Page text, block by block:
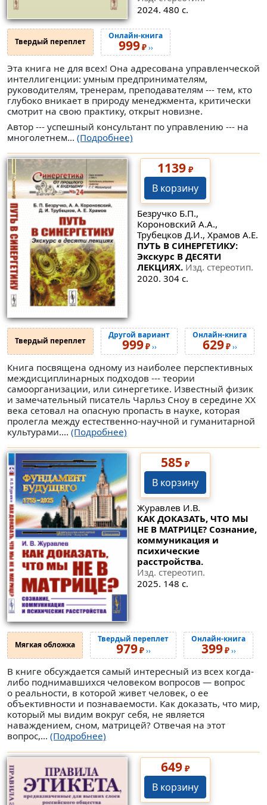
2024. 480 с.
Твердый переплет
Онлайн-книга
999₽››
Эта книга не для всех! Она адресована управленческой
интеллигенции: умным предпринимателям,
руководителям, тренерам, преподавателям --- тем, кто
глубоко вникает в природу менеджмента, критически
смотрит на свою практику, открыт новизне.
Автор --- успешный консультант по управлению --- на
многолетнем... (Подробнее)
1139₽
В корзину
Безручко Б.П.,
Короновский А.А.,
Трубецков Д.И., Храмов А.Е.
ПУТЬ В СИНЕРГЕТИКУ:
Экскурс В ДЕСЯТИ
ЛЕКЦИЯХ. Изд. стереотип.
2020. 304 с.
Твердый переплет
Другой вариант
999₽››
Онлайн-книга
629₽››
Книга посвящена одному из наиболее перспективных
междисциплинарных подходов --- теории
самоорганизации, или синергетике. Известный физик
и замечательный писатель Чарльз Сноу в середине XX
века сетовал на опасную пропасть в науке, которая
пролегла между естественно-научной и гуманитарной
культурами.... (Подробнее)
585 ₽
В корзину
Журавлев И.В.
КАК ДОКАЗАТЬ, ЧТО МЫ
НЕ В МАТРИЦЕ? Сознание,
коммуникация и
психические
расстройства.
Изд. стереотип.
2025. 148 с.
Мягкая обложка
Твердый переплет
979₽››
Онлайн-книга
399₽››
В книге обсуждается самый интересный из всех когда-
либо поднимавшихся человеком вопросов — вопрос
о реальности, в которой живет человек, о ее
объективности и познаваемости. Как доказать, что мир,
который мы видим вокруг себя, не является
наваждением, сном, матрицей? Отвечая на этот
вопрос,... (Подробнее)
649₽
В корзину